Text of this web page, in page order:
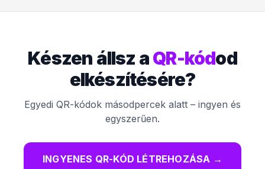
Készen állsz aQR-kódod
elkészítésére?
Egyedi QR-kódok másodpercek alatt – ingyen és
egyszerűen.
INGYENES QR-KÓD LÉTREHOZÁSA →